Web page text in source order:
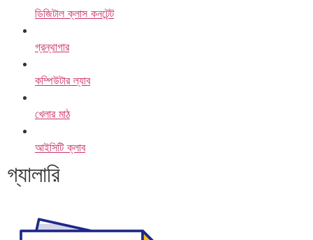
ডিজিটাল ক্লাস কনটেন্ট
গ্রন্থাগার
কম্পিউটার ল্যাব
খেলার মাঠ
আইসিটি ক্লাব
গ্যালারি